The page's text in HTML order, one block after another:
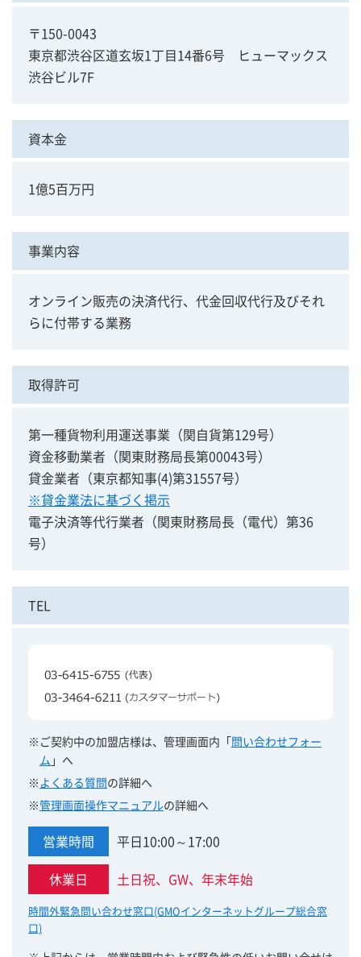
〒150-0043
東京都渋谷区道玄坂1丁目14番6号 ヒューマックス
渋谷ビル7F
資本金
1億5百万円
事業内容
オンライン販売の決済代行、代金回収代行及びそれ
らに付帯する業務
取得許可
第一種貨物利用運送事業（関自貨第129号）
資金移動業者（関東財務局長第00043号）
貸金業者（東京都知事(4)第31557号）
※貸金業法に基づく掲示
電子決済等代行業者（関東財務局長（電代）第36
号）
TEL
※ご契約中の加盟店様は、管理画面内「問い合わせフォー
ム 」へ
※ よくある質問の詳細へ
※管理画面操作マニュアルの詳細へ
営業時間
平日10:00～17:00
休業日
土日祝、GW、年末年始
時間外緊急問い合わせ窓口(GMOインターネットグループ総合窓
口)